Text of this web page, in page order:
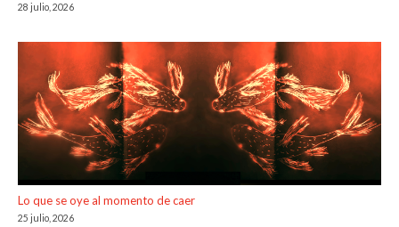
28 julio, 2026
Lo que se oye al momento de caer
25 julio, 2026